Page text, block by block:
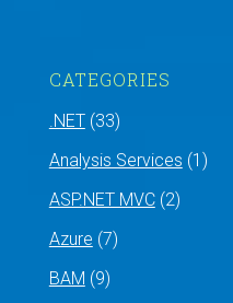
CATEGORIES
.NET(33)
Analysis Services (1)
ASP.NET MVC(2)
Azure (7)
BAM (9)